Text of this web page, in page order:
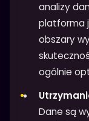
analizy
platforma
obszary
ogólnie
Dane są